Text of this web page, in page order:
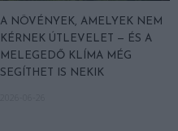
A NÖVÉNYEK, AMELYEK NEM
KÉRNEK ÚTLEVELET — ÉS A
MELEGEDŐ KLÍMA MÉG
SEGÍTHET IS NEKIK